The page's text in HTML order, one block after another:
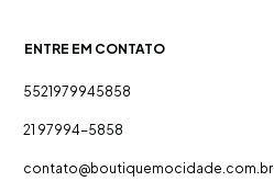
ENTRE EM CONTATO
5521979945858
21 97994-5858
contato@boutiquemocidade.com.br